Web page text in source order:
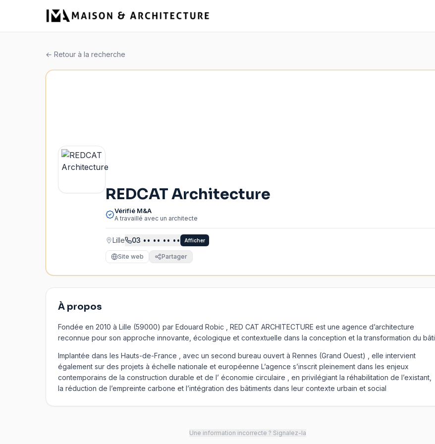
← Retour à la recherche
REDCAT Architecture
Vérifié M&A
A travaillé avec un architecte
Lille 03 •• •• •• •• Afficher
Site web Partager
À propos
Fondée en 2010 à Lille (59000) par Edouard Robic , RED CAT ARCHITECTURE est une agence d’architecture
reconnue pour son approche innovante, écologique et contextuelle dans la conception et la transformation du bâti
Implantée dans les Hauts-de-France , avec un second bureau ouvert à Rennes (Grand Ouest) , elle intervient
également sur des projets à échelle nationale et européenne L’agence s’inscrit pleinement dans les enjeux
contemporains de la construction durable et de l’ économie circulaire , en privilégiant la réhabilitation de l’existant,
la réduction de l’empreinte carbone et l’intégration des bâtiments dans leur contexte urbain et social
Une information incorrecte ? Signalez-la